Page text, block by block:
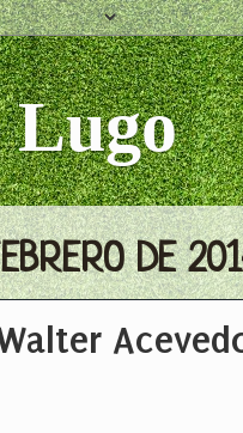
Lugo
DE